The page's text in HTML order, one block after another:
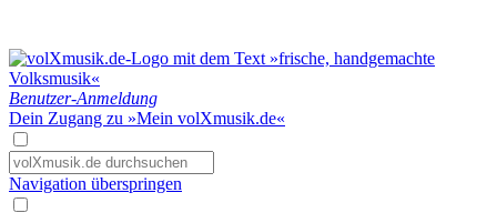
Benutzer-Anmeldung
Dein Zugang zu »Mein volXmusik.de«
Navigation überspringen